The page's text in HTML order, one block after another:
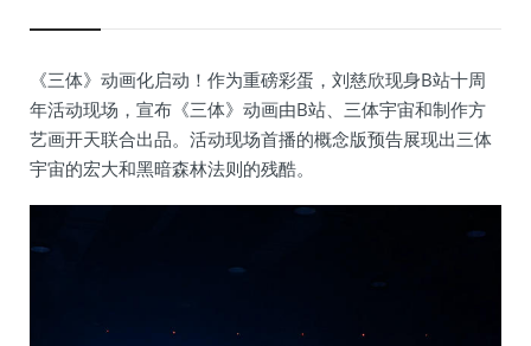
《三体》动画化启动！作为重磅彩蛋，刘慈欣现身B站十周
年活动现场，宣布《三体》动画由B站、三体宇宙和制作方
艺画开天联合出品。活动现场首播的概念版预告展现出三体
宇宙的宏大和黑暗森林法则的残酷。